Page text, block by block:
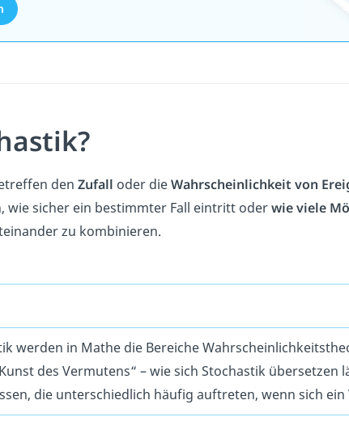
den Zufall oder dieWahrscheinlichkeit von
wie sicher ein bestimmter Fall eintritt oderwie viele
zu kombinieren.
werden in Mathe die Bereiche
des Vermutens“ – wie sich Stochastik
die unterschiedlich häufig auftreten, wenn sich